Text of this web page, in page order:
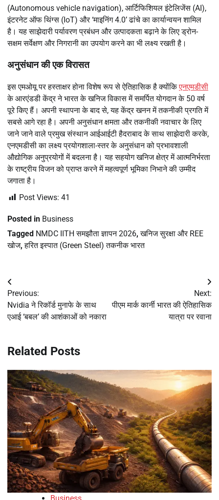
(Autonomous vehicle navigation), आर्टिफिशियल इंटेलिजेंस (AI),
इंटरनेट ऑफ थिंग्स (IoT) और ‘माइनिंग 4.0’ ढांचे का कार्यान्वयन शामिल
है। यह साझेदारी पर्यावरण प्रबंधन और उत्पादकता बढ़ाने के लिए ड्रोन-
सक्षम सर्वेक्षण और निगरानी का उपयोग करने का भी लक्ष्य रखती है।
अनुसंधान की एक विरासत
इस एमओयू पर हस्ताक्षर होना विशेष रूप से ऐतिहासिक है क्योंकिएनएमडीसी
के आरएंडडी केंद्र ने भारत के खनिज विकास में समर्पित योगदान के 50 वर्ष
पूरे किए हैं। अपनी स्थापना के बाद से, यह केंद्र खनन में तकनीकी प्रगति में
सबसे आगे रहा है। अपनी अनुसंधान क्षमता और तकनीकी नवाचार के लिए
जाने जाने वाले प्रमुख संस्थान आईआईटी हैदराबाद के साथ साझेदारी करके,
एनएमडीसी का लक्ष्य प्रयोगशाला-स्तर के अनुसंधान को प्रभावशाली
औद्योगिक अनुप्रयोगों में बदलना है। यह सहयोग खनिज क्षेत्र में आत्मनिर्भरता
के राष्ट्रीय विजन को प्राप्त करने में महत्वपूर्ण भूमिका निभाने की उम्मीद
जगाता है।
Post Views: 41
Posted in Business
Tagged NMDC IITH समझौता ज्ञापन 2026,खनिज सुरक्षा और REE
खोज,हरित इस्पात (Green Steel) तकनीक भारत
Post
navigation
Previous:
Nvidia ने रिकॉर्ड मुनाफे के साथ
एआई ‘बबल’ की आशंकाओं को नकारा
Next:
पीएम मार्क कार्नी भारत की ऐतिहासिक
यात्रा पर रवाना
Related Posts
Business